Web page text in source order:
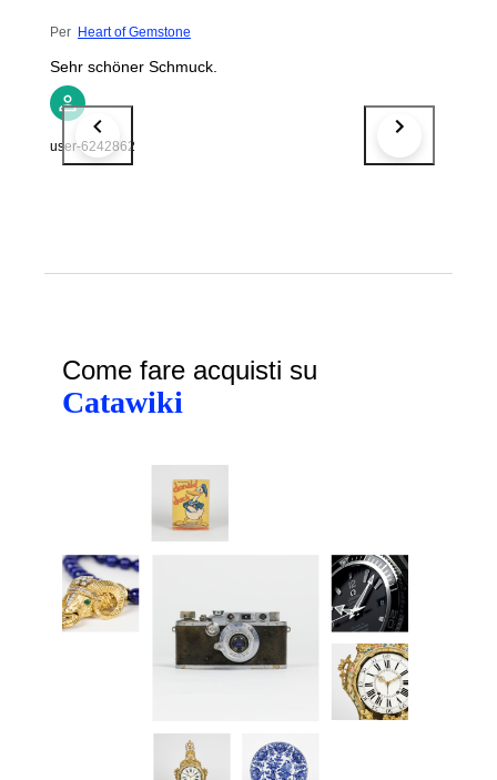
Per Heart of Gemstone
Sehr schöner Schmuck.
user-6242862
Come fare acquisti su
Catawiki